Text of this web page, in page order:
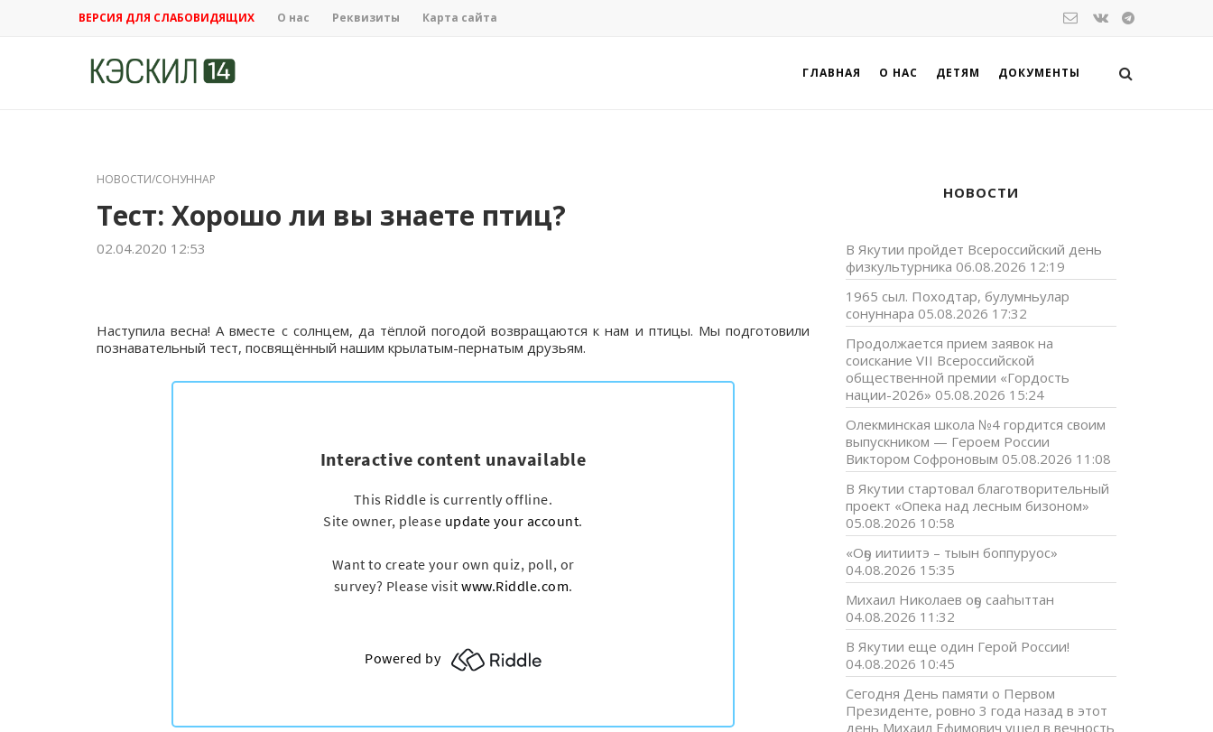
ВЕРСИЯ ДЛЯ СЛАБОВИДЯЩИХ О нас Реквизиты Карта сайта
ГЛАВНАЯ О НАС ДЕТЯМ ДОКУМЕНТЫ
НОВОСТИ/СОНУННАР
Тест: Хорошо ли вы знаете птиц?
02.04.2020 12:53
Наступила весна! А вместе с солнцем, да тёплой погодой возвращаются к нам и птицы. Мы подготовили
познавательный тест, посвящённый нашим крылатым-пернатым друзьям.
НОВОСТИ
В Якутии пройдет Всероссийский день
физкультурника 06.08.2026 12:19
1965 сыл. Походтар, булумньулар
сонуннара 05.08.2026 17:32
Продолжается прием заявок на
соискание VII Всероссийской
общественной премии «Гордость
нации-2026» 05.08.2026 15:24
Олекминская школа №4 гордится своим
выпускником — Героем России
Виктором Софроновым 05.08.2026 11:08
В Якутии стартовал благотворительный
проект «Опека над лесным бизоном»
05.08.2026 10:58
«Оҕо иитиитэ – тыын боппуруос»
04.08.2026 15:35
Михаил Николаев оҕо сааһыттан
04.08.2026 11:32
В Якутии еще один Герой России!
04.08.2026 10:45
Сегодня День памяти о Первом
Президенте, ровно 3 года назад в этот
день Михаил Ефимович ушел в вечность